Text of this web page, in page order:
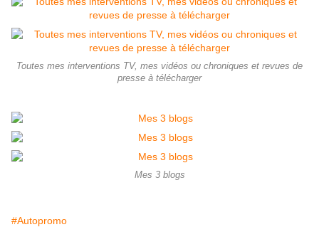
Toutes mes interventions TV, mes vidéos ou chroniques et revues de
presse à télécharger
Mes 3 blogs
#Autopromo